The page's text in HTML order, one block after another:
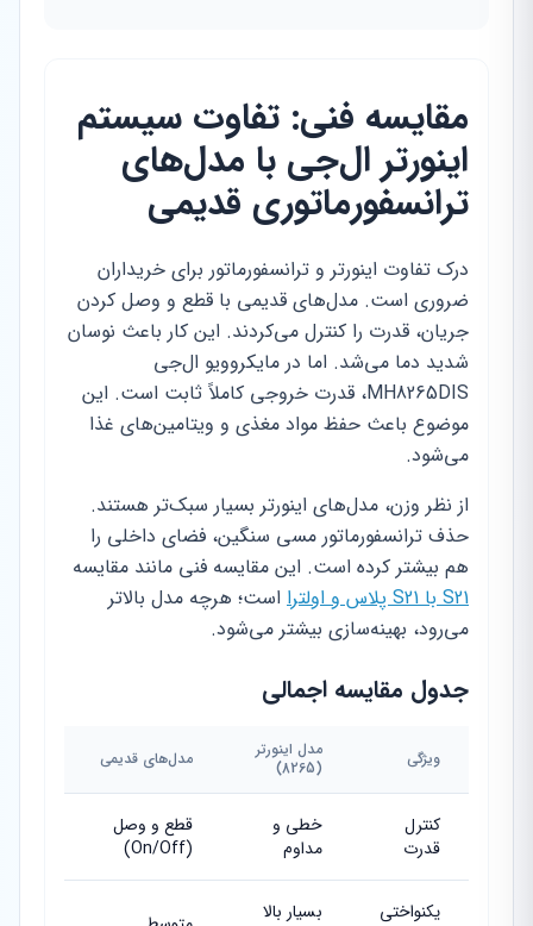
مقایسه فنی: تفاوت سیستم
اینورتر ال‌جی با مدل‌های
ترانسفورماتوری قدیمی
درک تفاوت اینورتر و ترانسفورماتور برای خریداران
ضروری است. مدل‌های قدیمی با قطع و وصل کردن
جریان، قدرت را کنترل می‌کردند. این کار باعث نوسان
شدید دما می‌شد. اما در مایکروویو ال‌جی
MH8265DIS، قدرت خروجی کاملاً ثابت است. این
موضوع باعث حفظ مواد مغذی و ویتامین‌های غذا
می‌شود.
از نظر وزن، مدل‌های اینورتر بسیار سبک‌تر هستند.
حذف ترانسفورماتور مسی سنگین، فضای داخلی را
هم بیشتر کرده است. این مقایسه فنی مانند مقایسه
S21 با S21 پلاس و اولترا
است؛ هرچه مدل بالاتر
می‌رود، بهینه‌سازی بیشتر می‌شود.
جدول مقایسه اجمالی
ویژگی
مدل اینورتر
(8265)
مدل‌های قدیمی
کنترل
قدرت
خطی و
مداوم
قطع و وصل
(On/Off)
یکنواختی
بسیار بالا